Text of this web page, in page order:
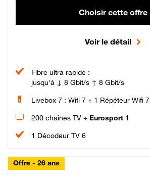
Choisir cette offre
Voir le détail
Fibre ultra rapide :
jusqu'à ↓ 8 Gbit/s ↑ 8 Gbit/s
Livebox 7 : Wifi 7 + 1 Répéteur Wifi 7
200 chaînes TV + Eurosport 1
1 Décodeur TV 6
Offre - 26 ans